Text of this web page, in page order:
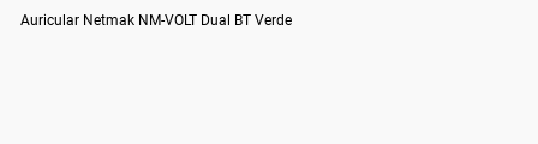
Auricular Netmak NM-VOLT Dual BT Verde